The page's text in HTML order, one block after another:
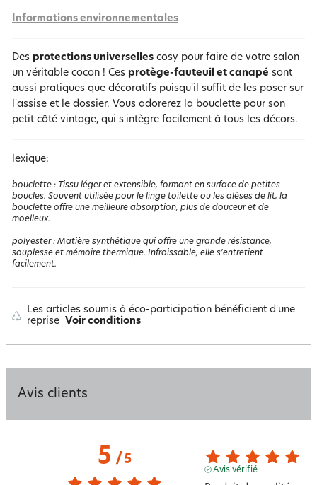
Informations environnementales
Des protections universelles cosy pour faire de votre salon
un véritable cocon ! Ces protège-fauteuil et canapé sont
aussi pratiques que décoratifs puisqu'il suffit de les poser sur
l'assise et le dossier. Vous adorerez la bouclette pour son
petit côté vintage, qui s'intègre facilement à tous les décors.
lexique:
bouclette : Tissu léger et extensible, formant en surface de petites
boucles. Souvent utilisée pour le linge toilette ou les alèses de lit, la
bouclette offre une meilleure absorption, plus de douceur et de
moelleux.
polyester: Matière synthétique qui offre une grande résistance,
souplesse et mémoire thermique. Infroissable, elle s'entretient
facilement.
Les articles soumis à éco-participation bénéficient d'une
reprise Voir conditions
Avis clients
5/ 5
Avis vérifié